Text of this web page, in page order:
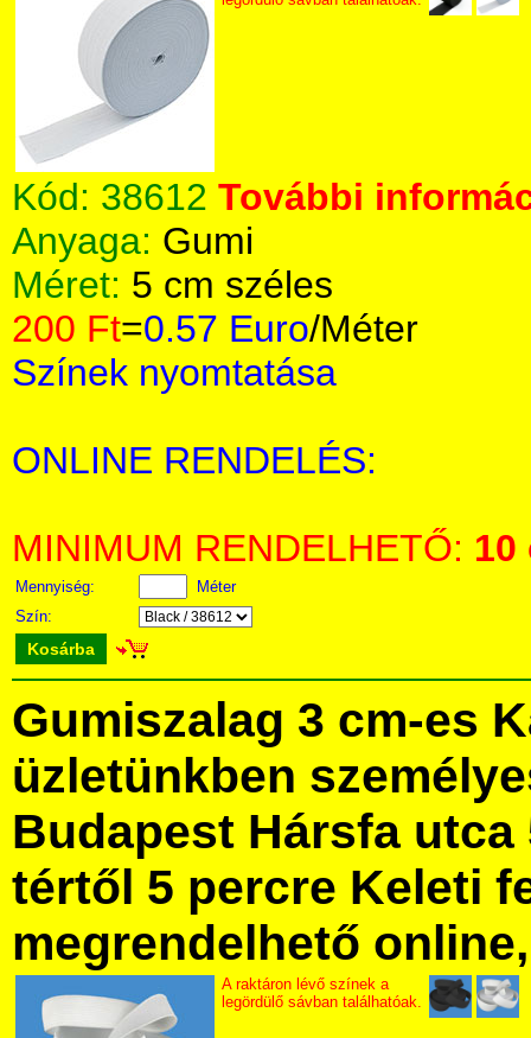
Kód: 38612 További
Anyaga: Gumi
Méret: 5 cm széles
200 Ft=0.57 Euro/Méter
Színek nyomtatása
ONLINE RENDELÉS:
MINIMUM RENDELHETŐ: 10
Mennyiség:
Méter
Szín:
Kosárba
Gumiszalag 3 cm-es
üzletünkben
Budapest Hársfa utca
tértől 5 percre Keleti
megrendelhető
A raktáron lévő színek a
legördülő sávban találhatóak.